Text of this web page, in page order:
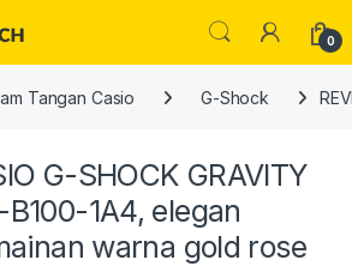
0
Tangan Casio G-Shock
G-SHOCK GRAVITY
B100-1A4, elegan
warna gold rose